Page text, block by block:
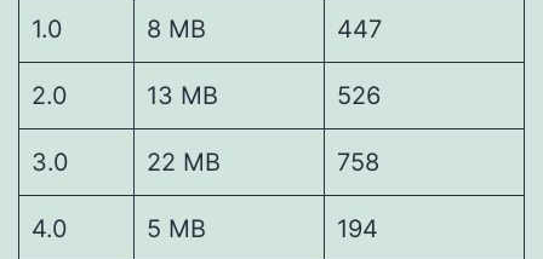
1.0 8 MB 447
2.0 13 MB 526
3.0 22 MB 758
4.0 5 MB 194